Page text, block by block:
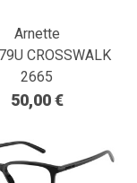
Arnette
CROSSWALK
2665
50,00 €